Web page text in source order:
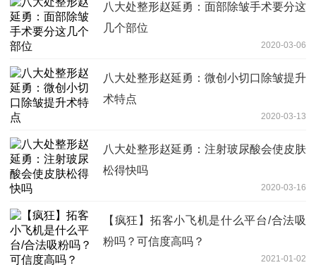
八大处整形赵延勇：面部除皱手术要分这
几个部位
2020-03-06
八大处整形赵延勇：微创小切口除皱提升
术特点
2020-03-13
八大处整形赵延勇：注射玻尿酸会使皮肤
松得快吗
2020-03-16
【疯狂】拓客小飞机是什么平台/合法吸
粉吗？可信度高吗？
2021-01-02